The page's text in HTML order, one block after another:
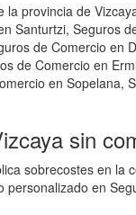
provincia de
Santurtzi, Seguros
de Comercio
de Comercio en
en Sopelana,
sin
sobrecostes en la
en